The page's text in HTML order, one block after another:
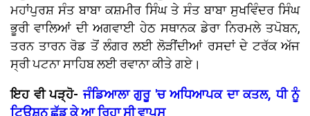
ਮਹਾਂਪੁਰਸ਼ ਸੰਤ ਬਾਬਾ ਕਸ਼ਮੀਰ ਸਿੰਘ ਤੇ ਸੰਤ ਬਾਬਾ ਸੁਖਵਿੰਦਰ ਸਿੰਘ
ਭੂਰੀ ਵਾਲਿਆਂ ਦੀ ਅਗਵਾਈ ਹੇਠ ਸਥਾਨਕ ਡੇਰਾ ਨਿਰਮਲੇ ਤਪੋਬਨ,
ਤਰਨ ਤਾਰਨ ਰੋਡ ਤੋਂ ਲੰਗਰ ਲਈ ਲੋੜੀਂਦੀਆਂ ਰਸਦਾਂ ਦੇ ਟਰੱਕ ਅੱਜ
ਸ੍ਰੀ ਪਟਨਾ ਸਾਹਿਬ ਲਈ ਰਵਾਨਾ ਕੀਤੇ ਗਏ।
ਇਹ ਵੀ ਪੜ੍ਹੋ-ਜੰਡਿਆਲਾ ਗੁਰੂ 'ਚ ਅਧਿਆਪਕ ਦਾ ਕਤਲ, ਧੀ ਨੂੰ
ਟਿਊਸ਼ਨ ਛੱਡ ਕੇ ਆ ਰਿਹਾ ਸੀ ਵਾਪਸ